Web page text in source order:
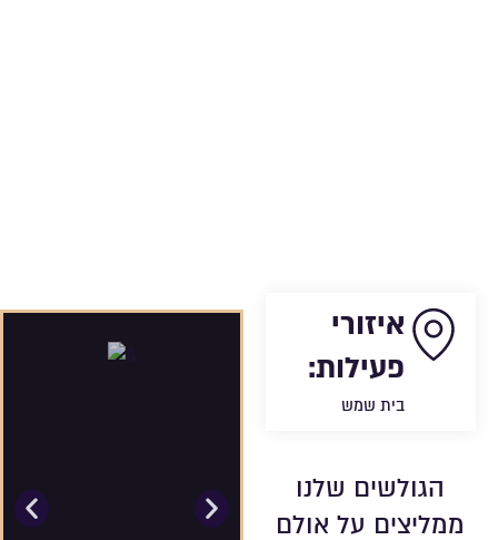
איזורי
פעילות:
בית שמש
הגולשים שלנו
ממליצים על אולם